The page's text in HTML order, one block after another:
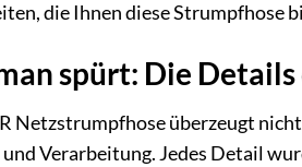
die Ihnen diese Strumpfhose
spürt: Die
Netzstrumpfhose überzeugt
Verarbeitung. Jedes Detail